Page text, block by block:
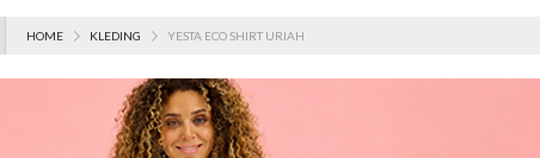
HOME KLEDING YESTA ECO SHIRT URIAH